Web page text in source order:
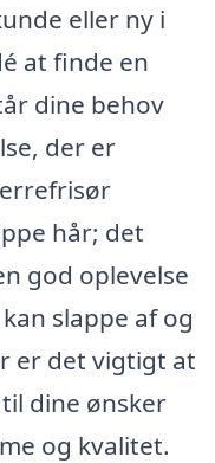
eller ny i
at finde en
dine behov
der er
hår; det
god oplevelse
slappe af og
er det vigtigt at
dine ønsker
og kvalitet.